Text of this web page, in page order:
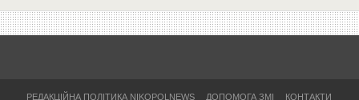
РЕДАКЦІЙНА ПОЛІТИКА NIKOPOLNEWS ДОПОМОГА ЗМІ КОНТАКТИ